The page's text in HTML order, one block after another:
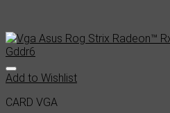
Add to Wishlist
CARD VGA